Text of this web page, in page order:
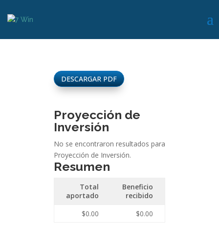
DESCARGAR PDF
Proyección de
Inversión
No se encontraron resultados para
Proyección de Inversión.
Resumen
Total
aportado
Beneficio
recibido
$0.00
$0.00